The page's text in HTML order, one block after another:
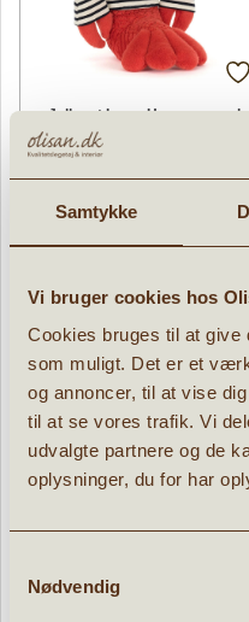
Samtykke
Vi bruger cookies hos
Cookies bruges til at give
som muligt. Det er et
og annoncer, til at vise
til at se vores trafik. Vi
udvalgte partnere og de
oplysninger, du for har
Nødvendig
Jellycat Larry Hummer med
sømandstrøje
559,95
Jellycat Amuseables Sushi